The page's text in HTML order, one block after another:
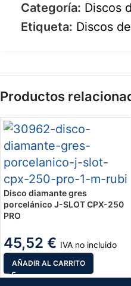
Categoría: Discos
Etiqueta: Discos
Productos
Disco diamante gres
porcelánico J-SLOT CPX-250
PRO
45,52 € IVA no incluido
AÑADIR AL CARRITO